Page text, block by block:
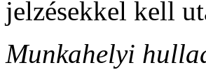
jelzésekkel kell
Munkahelyi